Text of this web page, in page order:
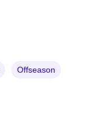
Offseason